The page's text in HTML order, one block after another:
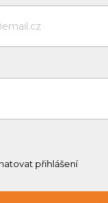
přihlášení